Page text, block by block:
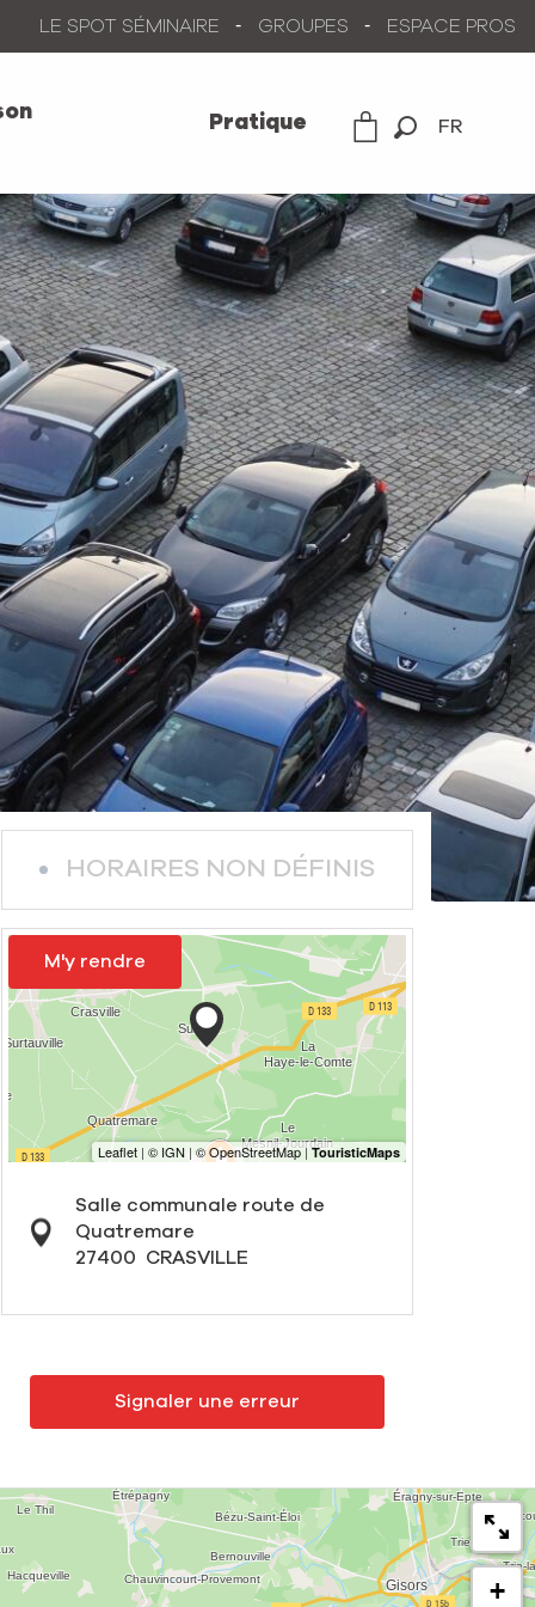
FR
LE SPOT SÉMINAIRE GROUPES ESPACE PROS
Pratique
HORAIRES NON DÉFINIS
M'y rendre
Salle communale route de
Quatremare
27400
CRASVILLE
Signaler une erreur
+